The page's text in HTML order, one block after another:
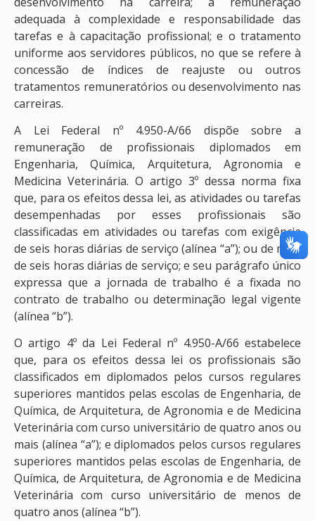
adequada à complexidade e responsabilidade das
tarefas e à capacitação profissional; e o tratamento
uniforme aos servidores públicos, no que se refere à
concessão de índices de reajuste ou outros
tratamentos remuneratórios ou desenvolvimento nas
carreiras.
A Lei Federal nº 4.950-A/66 dispõe sobre a
remuneração de profissionais diplomados em
Engenharia, Química, Arquitetura, Agronomia e
Medicina Veterinária. O artigo 3º dessa norma fixa
que, para os efeitos dessa lei, as atividades ou tarefas
desempenhadas por esses profissionais são
classificadas em atividades ou tarefas com exigência
de seis horas diárias de serviço (alínea “a”); ou de mais
de seis horas diárias de serviço; e seu parágrafo único
expressa que a jornada de trabalho é a fixada no
contrato de trabalho ou determinação legal vigente
(alínea “b”).
O artigo 4º da Lei Federal nº 4.950-A/66 estabelece
que, para os efeitos dessa lei os profissionais são
classificados em diplomados pelos cursos regulares
superiores mantidos pelas escolas de Engenharia, de
Química, de Arquitetura, de Agronomia e de Medicina
Veterinária com curso universitário de quatro anos ou
mais (alínea “a”); e diplomados pelos cursos regulares
superiores mantidos pelas escolas de Engenharia, de
Química, de Arquitetura, de Agronomia e de Medicina
Veterinária com curso universitário de menos de
quatro anos (alínea “b”).